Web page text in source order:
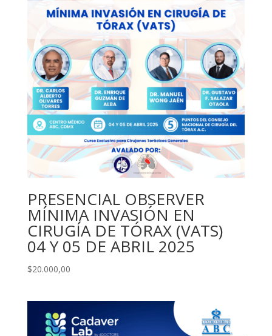
PRESENCIAL OBSERVER
MÍNIMA INVASIÓN EN
CIRUGÍA DE TÓRAX (VATS)
04 Y 05 DE ABRIL 2025
$20.000,00